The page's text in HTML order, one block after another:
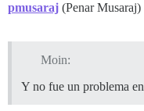
pmusaraj (Penar Musaraj)
Moin:
Y no fue un problema